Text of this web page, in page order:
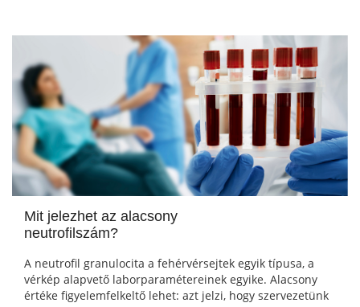
Mit jelezhet az alacsony
neutrofilszám?
A neutrofil granulocita a fehérvérsejtek egyik típusa, a
vérkép alapvető laborparamétereinek egyike. Alacsony
értéke figyelemfelkeltő lehet: azt jelzi, hogy szervezetünk